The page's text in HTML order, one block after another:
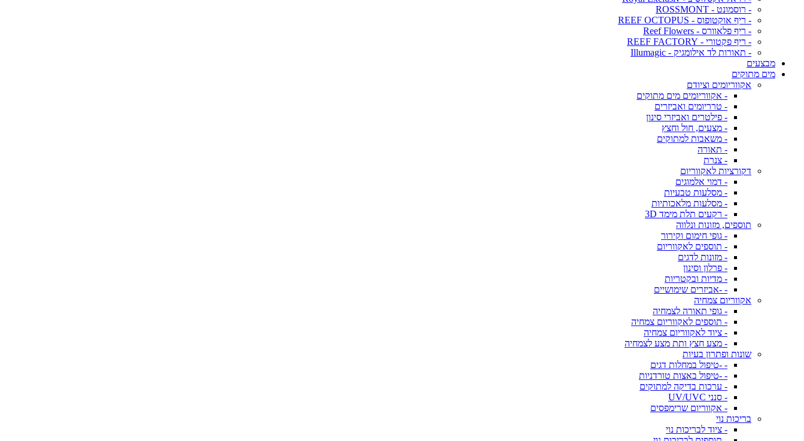
- רוסמונט - ROSSMONT
- ריף אוקטופוס - REEF OCTOPUS
- ריף פלאוורס - Reef Flowers
- ריף פקטורי - REEF FACTORY
- תאורות לד אילומגיק - Illumagic
מבצעים
מים מתוקים
אקווריומים וציודם
- אקווריומים מים מתוקים
- טרריומים ואביזרים
- פילטרים ואביזרי סינון
- מצעים, חול וחצץ
- משאבות למתוקים
- תאורה
- צנרת
דקורציות לאקווריום
- דמוי אלמוגים
- מסלעות טבעיות
- מסלעות מלאכותיות
- רקעים תלת מימד 3D
תוספים, מזונות ונלווה
- גופי חימום וקירור
- תוספים לאקווריום
- מזונות לדגים
- פרלון וסינון
- מדיות ובקטריות
- -אביזרים שימושיים
אקווריום צמחיה
- גופי תאורה לצמחיה
- תוספים לאקווריום צמחיה
- ציוד לאקווריום צמחיה
- מצע חצץ ותת מצע לצמחיה
שונות ופתרון בעיות
- -טיפול במחלות דגים
- -טיפול באצות טורדניות
- ערכות בדיקה למתוקים
- סנני UV/UVC
- אקווריום שרימפסים
בריכות נוי
- ציוד לבריכות נוי